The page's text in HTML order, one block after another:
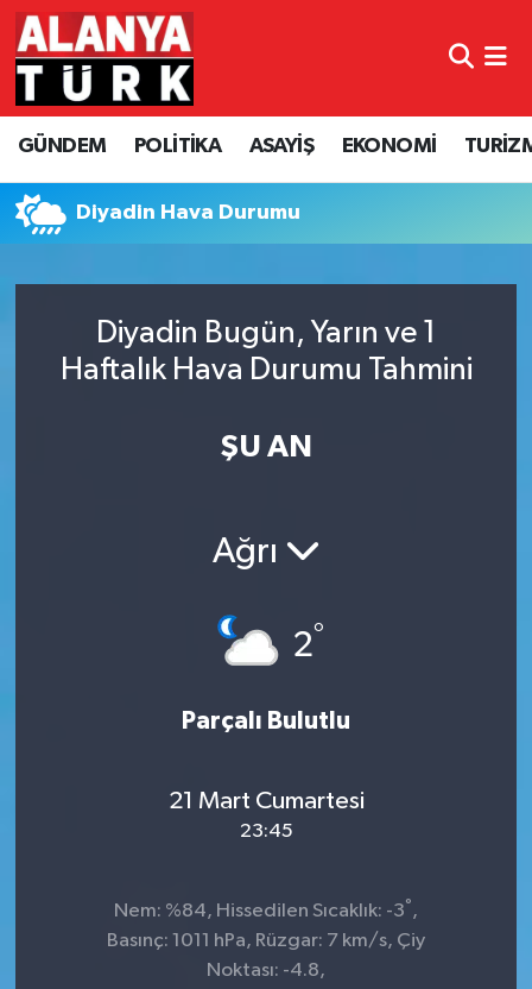
GÜNDEM POLİTİKA ASAYİŞ EKONOMİ
Diyadin Hava Durumu
Diyadin Bugün, Yarın ve 1
Haftalık Hava Durumu Tahmini
ŞU AN
Ağrı
2°
Parçalı Bulutlu
21 Mart Cumartesi
23:45
Nem: %84, Hissedilen Sıcaklık: -3° ,
Basınç: 1011 hPa, Rüzgar: 7 km/s, Çiy
Noktası: -4.8,
GÜNDEM
POLİTİKA
ASAYİŞ
TURİZM
Nöbetçi Eczaneler
Hava Durumu
Namaz Vakitleri
Süper Lig Puan Durumu ve Fikstür
Son Dakika Haberleri